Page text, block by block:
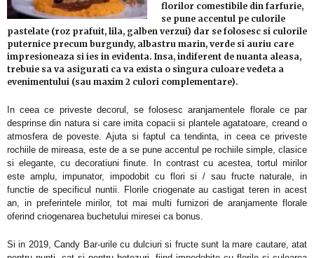
florilor comestibile din farfurie,
se pune accentul pe culorile
pastelate (roz prafuit, lila, galben verzui) dar se folosesc si culorile
puternice precum burgundy, albastru marin, verde si auriu care
impresioneaza si ies in evidenta. Insa, indiferent de nuanta aleasa,
trebuie sa va asigurati ca va exista o singura culoare vedeta a
evenimentului (sau maxim 2 culori complementare).
In ceea ce priveste decorul, se folosesc aranjamentele florale ce par
desprinse din natura si care imita copacii si plantele agatatoare, creand o
atmosfera de poveste. Ajuta si faptul ca tendinta, in ceea ce priveste
rochiile de mireasa, este de a se pune accentul pe rochiile simple, clasice
si elegante, cu decoratiuni finute. In contrast cu acestea, tortul mirilor
este amplu, impunator, impodobit cu flori si / sau fructe naturale, in
functie de specificul nuntii. Florile criogenate au castigat teren in acest
an, in preferintele mirilor, tot mai multi furnizori de aranjamente florale
oferind criogenarea buchetului miresei ca bonus.
Si in 2019, Candy Bar-urile cu dulciuri si fructe sunt la mare cautare, atat